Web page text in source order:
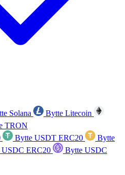
Solana
Bytte Litecoin
TRON
Bytte USDT ERC20
Bytte
USDC ERC20
Bytte USDC